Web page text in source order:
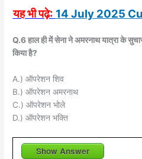
यह भी पढ़े: 14 July 2025
Q.6 हाल ही में सेना ने अमरनाथ यात्रा के
किया है?
A.) ऑपरेशन शिव
B.) ऑपरेशन अमरनाथ
C.) ऑपरेशन भोले
D.) ऑपरेशन भक्ति
Show Answer